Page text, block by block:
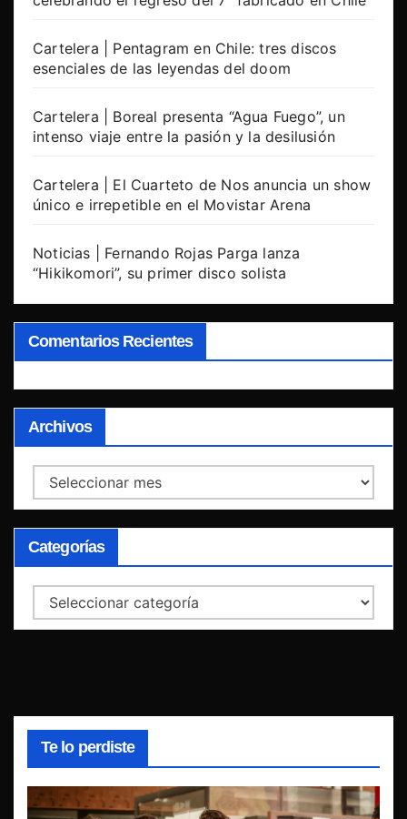
Cartelera | Pentagram en Chile: tres discos
esenciales de las leyendas del doom
Cartelera | Boreal presenta “Agua Fuego”, un
intenso viaje entre la pasión y la desilusión
Cartelera | El Cuarteto de Nos anuncia un show
único e irrepetible en el Movistar Arena
Noticias | Fernando Rojas Parga lanza
“Hikikomori”, su primer disco solista
Comentarios Recientes
Archivos
Archivos
Categorías
Categorías
Te lo perdiste